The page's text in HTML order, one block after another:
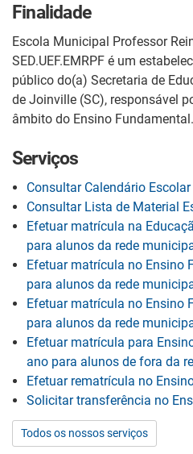
Finalidade
Escola Municipal Professor
SED.UEF.EMRPF é um
público do(a) Secretaria de
de Joinville (SC), responsável
âmbito do Ensino Fundamental.
Serviços
Consultar Calendário Escolar
Consultar Lista de Material
Efetuar matrícula na
para alunos da rede
Efetuar matrícula no Ensino
para alunos da rede
Efetuar matrícula no Ensino
para alunos da rede
Efetuar matrícula para
ano para alunos de fora da
Efetuar rematrícula no
Solicitar transferência no
Todos os nossos serviços